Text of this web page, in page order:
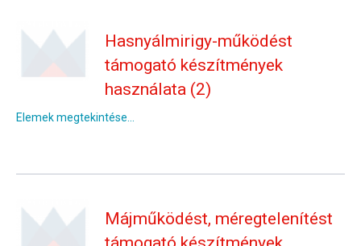
Hasnyálmirigy-működést
támogató készítmények
használata (2)
Elemek megtekintése...
Májműködést, méregtelenítést